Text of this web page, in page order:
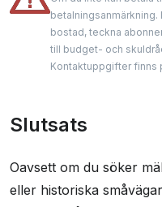
betalningsanmärkning.
bostad, teckna
till budget- och
Kontaktuppgifter finns
Slutsats
Oavsett om du söker
eller historiska